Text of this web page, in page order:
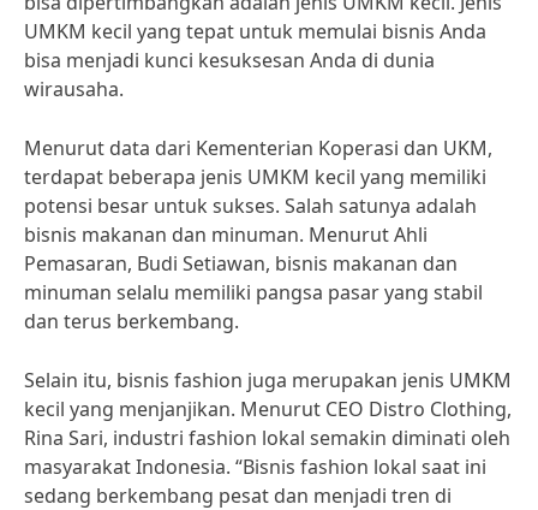
UMKM kecil yang tepat untuk memulai bisnis Anda
bisa menjadi kunci kesuksesan Anda di dunia
wirausaha.
Menurut data dari Kementerian Koperasi dan UKM,
terdapat beberapa jenis UMKM kecil yang memiliki
potensi besar untuk sukses. Salah satunya adalah
bisnis makanan dan minuman. Menurut Ahli
Pemasaran, Budi Setiawan, bisnis makanan dan
minuman selalu memiliki pangsa pasar yang stabil
dan terus berkembang.
Selain itu, bisnis fashion juga merupakan jenis UMKM
kecil yang menjanjikan. Menurut CEO Distro Clothing,
Rina Sari, industri fashion lokal semakin diminati oleh
masyarakat Indonesia. “Bisnis fashion lokal saat ini
sedang berkembang pesat dan menjadi tren di